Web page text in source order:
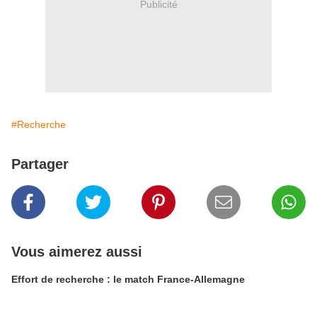
Publicité
#Recherche
Partager
Vous aimerez aussi
Effort de recherche : le match France-Allemagne